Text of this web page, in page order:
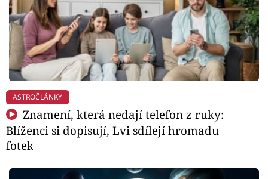
ASTROČLÁNKY
Znamení, která nedají telefon z ruky:
Blíženci si dopisují, Lvi sdílejí hromadu
fotek